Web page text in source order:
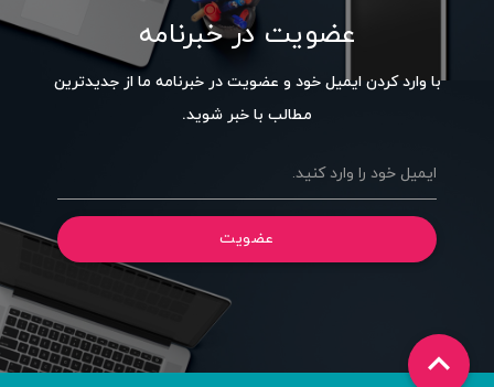
عضویت در خبرنامه
با وارد کردن ایمیل خود و عضویت در خبرنامه ما از جدیدترین
مطالب با خبر شوید.
ایمیل خود را وارد کنید.
عضویت
